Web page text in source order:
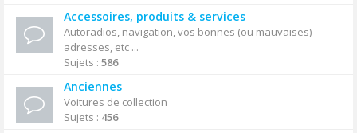
Accessoires, produits & services
Autoradios, navigation, vos bonnes (ou mauvaises)
adresses, etc ...
Sujets : 586
Anciennes
Voitures de collection
Sujets : 456